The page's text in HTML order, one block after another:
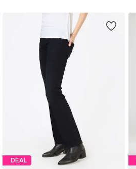
DEAL